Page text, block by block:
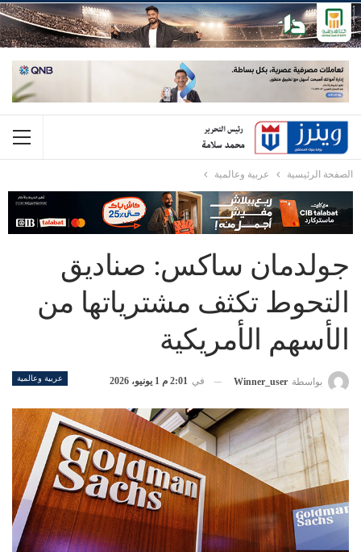
الصفحة الرئيسية عربية وعالمية
جولدمان ساكس: صناديق
التحوط تكثف مشترياتها من
الأسهم الأمريكية
عربية وعالمية بواسطة Winner_user في 2:01 م 1 يونيو، 2026